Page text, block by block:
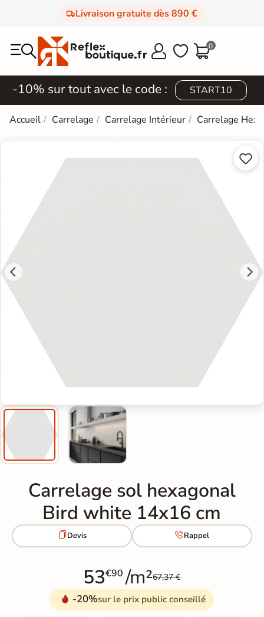
Livraison gratuite dès 890 €
  0
-10% sur tout avec le code : START10
Accueil Carrelage Carrelage Intérieur Carrelage


Carrelage sol hexagonal
Bird white 14x16 cm
Devis Rappel
53€90 /m²67,37 €
-20%sur le prix public conseillé